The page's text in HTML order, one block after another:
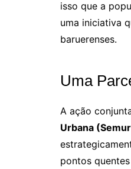
isso que a
uma iniciativa
baruerenses.
Uma
A ação
Urbana
pontos